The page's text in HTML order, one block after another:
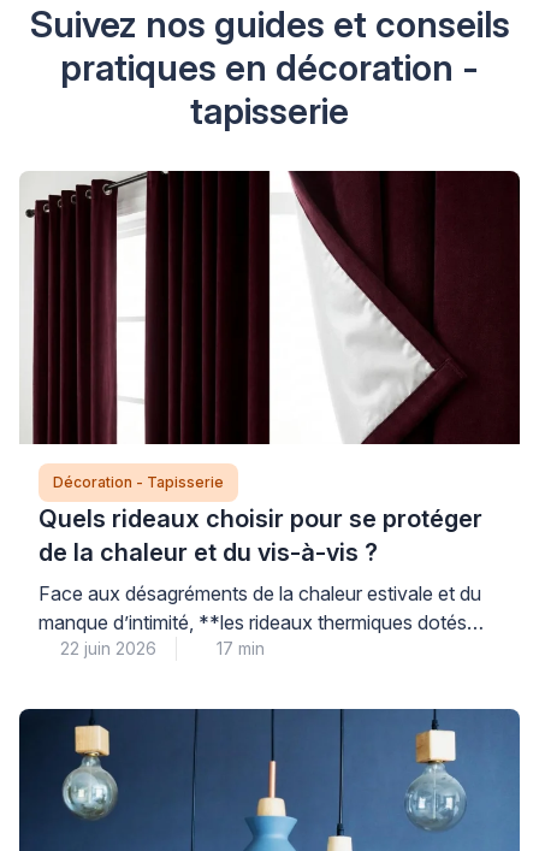
Suivez nos guides et conseils
pratiques en décoration -
tapisserie
Décoration - Tapisserie
Quels rideaux choisir pour se protéger
de la chaleur et du vis-à-vis ?
Face aux désagréments de la chaleur estivale et du
manque d’intimité, **les rideaux thermiques dotés
d’une doublure isolante certifiée constituent une
votre confort au quotidien sans engager de travaux
conséquents. Le choix du bon rideau repose sur des
critères techniques précis – nature du tissu, présence
d’une doublure spécifique, […]
22 juin 2026 17 min